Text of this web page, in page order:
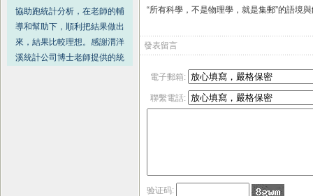
委託渭洋溪公司進行大陸客的
問卷調查協助，渭洋溪公司從
問卷設計、問捲髮放、問卷統
計及問卷調查報告撰寫一站式
“所有科學，不是物理學，就是集郵”的語境
發表留言
電子郵箱:
聯繫電話:
验证码: